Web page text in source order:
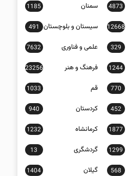
4873 سمنان 1185
12668 سیستان و بلوچستان 491
329 علمی و فناوری 7632
1244 فرهنگ و هنر 23256
770 قم 1033
452 کردستان 940
1877 کرمانشاه 1232
1299 گردشگری 13
568 گیلان 1404